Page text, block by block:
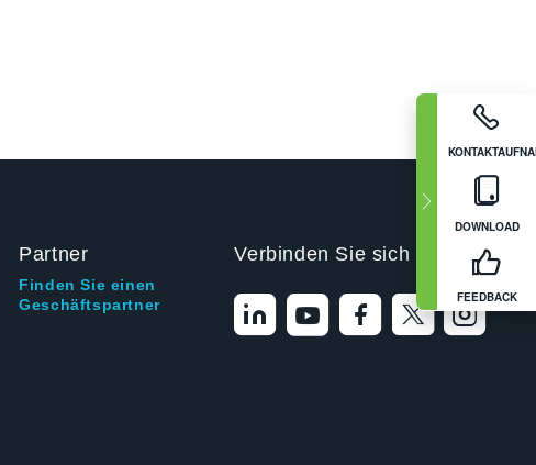
DOWNLOAD
FEEDBACK
Partner
Finden Sie einen
Geschäftspartner
Verbinden Sie sich mit uns